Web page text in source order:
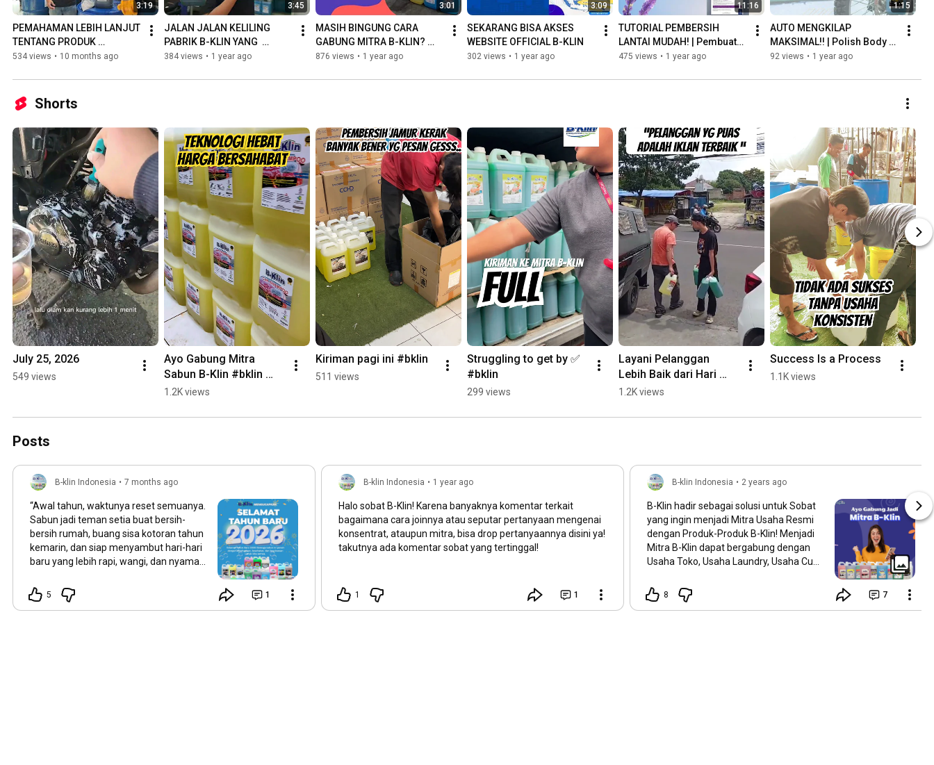
3:19
PEMAHAMAN LEBIH LANJUT
TENTANG PRODUK
KONSENTRAT B-KLIN!!
534 views • 10 months ago
3:45
JALAN JALAN KELILING
PABRIK B-KLIN YANG
SUDAH BERDIRI LEBIH DARI
BANDUNG !!
384 views • 1 year ago
3:01
MASIH BINGUNG CARA
GABUNG MITRA B-KLIN?
SIMAK VIDEO INI!
876 views • 1 year ago
3:09
SEKARANG BISA AKSES
WEBSITE OFFICIAL B-KLIN
302 views • 1 year ago
11:16
TUTORIAL PEMBERSIH
LANTAI MUDAH! | Pembuatan
Konsentrat Pembersih
475 views • 1 year ago
1:15
AUTO MENGKILAP
MAKSIMAL!! | Polish Body B-
Klin
92 views • 1 year ago
Shorts
July 25, 2026
549 views
Ayo Gabung Mitra
Sabun B-Klin #bklin
#busamelimpah
1.2K views
Kiriman pagi ini #bklin
511 views
Struggling to get by ✅
#bklin
299 views
Layani Pelanggan
Lebih Baik dari Hari
Kemarin #bklin
1.2K views
Success Is a Process
1.1K views
Posts
B-klin Indonesia • 7 months ago
“Awal tahun, waktunya reset semuanya.
Sabun jadi teman setia buat bersih-
bersih rumah, buang sisa kotoran tahun
kemarin, dan siap menyambut hari-hari
baru yang lebih rapi, wangi, dan nyaman
#bersamabklin
5 1
B-klin Indonesia • 1 year ago
Halo sobat B-Klin! Karena banyaknya komentar terkait
bagaimana cara joinnya atau seputar pertanyaan mengenai
konsentrat, ataupun mitra, bisa drop pertanyaannya disini ya!
takutnya ada komentar sobat yang tertinggal!
1 1
B-klin Indonesia • 2 years ago
B-Klin hadir sebagai solusi untuk Sobat
yang ingin menjadi Mitra Usaha Resmi
dengan Produk-Produk B-Klin! Menjadi
Mitra B-Klin dapat bergabung dengan
Usaha Toko, Usaha Laundry, Usaha Cuci
Restoran juga loh! Hubungi langsung di
0821-1624-8619 Untuk informasi lebih
8 7